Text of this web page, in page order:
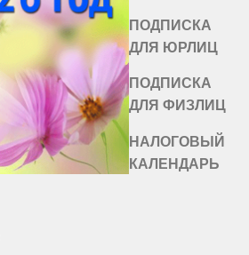
ПОДПИСКА
ДЛЯ ЮРЛИЦ
ПОДПИСКА
ДЛЯ ФИЗЛИЦ
НАЛОГОВЫЙ
КАЛЕНДАРЬ